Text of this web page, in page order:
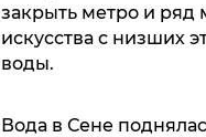
закрыть метро и ряд
искусства с низших
воды.
Вода в Сене